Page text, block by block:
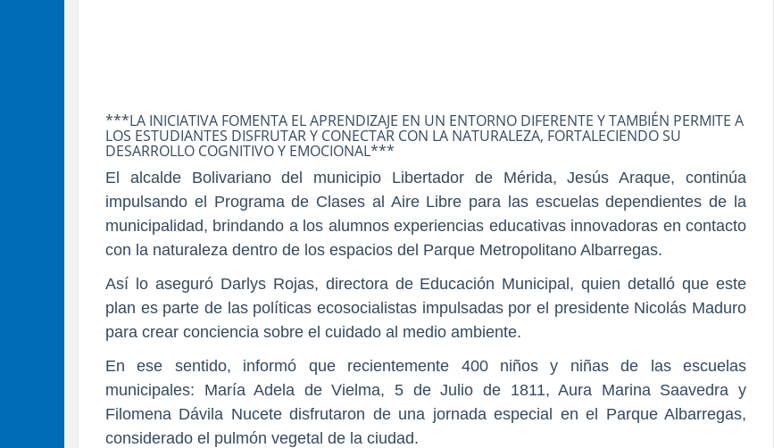
***LA INICIATIVA FOMENTA EL APRENDIZAJE EN UN ENTORNO DIFERENTE Y TAMBIÉN PERMITE A
LOS ESTUDIANTES DISFRUTAR Y CONECTAR CON LA NATURALEZA, FORTALECIENDO SU
DESARROLLO COGNITIVO Y EMOCIONAL***
El alcalde Bolivariano del municipio Libertador de Mérida, Jesús Araque, continúa
impulsando el Programa de Clases al Aire Libre para las escuelas dependientes de la
municipalidad, brindando a los alumnos experiencias educativas innovadoras en contacto
con la naturaleza dentro de los espacios del Parque Metropolitano Albarregas.
Así lo aseguró Darlys Rojas, directora de Educación Municipal, quien detalló que este
plan es parte de las políticas ecosocialistas impulsadas por el presidente Nicolás Maduro
para crear conciencia sobre el cuidado al medio ambiente.
En ese sentido, informó que recientemente 400 niños y niñas de las escuelas
municipales: María Adela de Vielma, 5 de Julio de 1811, Aura Marina Saavedra y
Filomena Dávila Nucete disfrutaron de una jornada especial en el Parque Albarregas,
considerado el pulmón vegetal de la ciudad.